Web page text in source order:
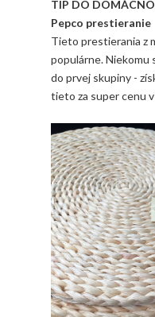
TIP DO
Pepco prestieranie
Tieto prestierania z
populárne. Niekomu
do prvej skupiny -
tieto za super cenu